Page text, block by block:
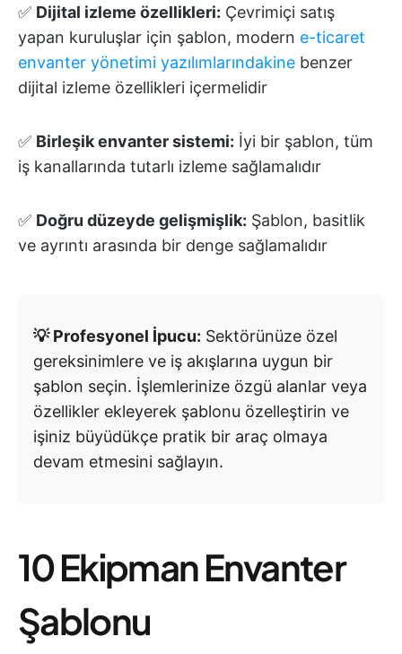
✅ Dijital izleme özellikleri: Çevrimiçi satış
yapan kuruluşlar için şablon, modern e-ticaret
envanter yönetimi yazılımlarındakine benzer
dijital izleme özellikleri içermelidir
✅ Birleşik envanter sistemi: İyi bir şablon, tüm
iş kanallarında tutarlı izleme sağlamalıdır
✅ Doğru düzeyde gelişmişlik: Şablon, basitlik
ve ayrıntı arasında bir denge sağlamalıdır
💡 Profesyonel İpucu: Sektörünüze özel
gereksinimlere ve iş akışlarına uygun bir
şablon seçin. İşlemlerinize özgü alanlar veya
özellikler ekleyerek şablonu özelleştirin ve
işiniz büyüdükçe pratik bir araç olmaya
devam etmesini sağlayın.
10 Ekipman Envanter
Şablonu